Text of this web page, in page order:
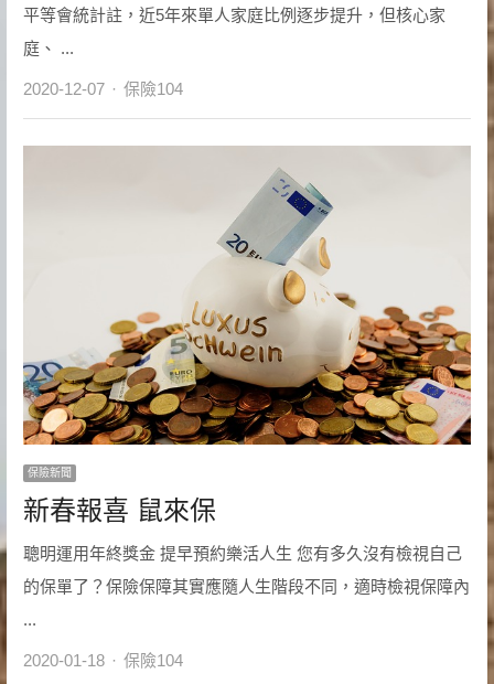
平等會統計註，近5年來單人家庭比例逐步提升，但核心家
庭、 ...
2020-12-07 Author
保險104
保險新聞
新春報喜 鼠來保
聰明運用年終獎金 提早預約樂活人生 您有多久沒有檢視自己
的保單了？保險保障其實應隨人生階段不同，適時檢視保障內
...
2020-01-18 Author
保險104